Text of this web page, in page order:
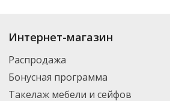
Купить
. В
нужный товар и добавить его в корзину
транспортной компанией DPD. Для
Интернет-магазин
Распродажа
Бонусная программа
Такелаж мебели и сейфов